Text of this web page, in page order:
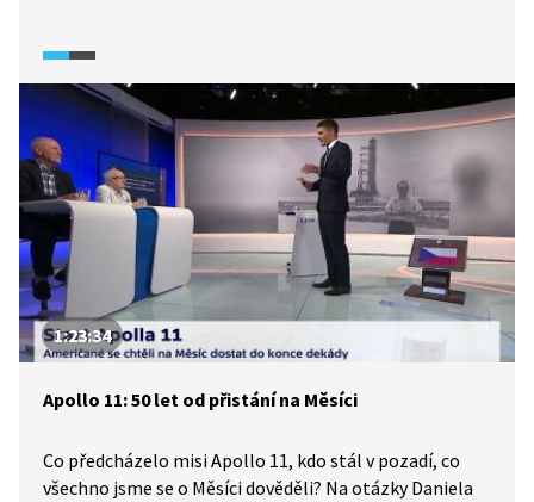
1:23:34
Apollo 11: 50 let od přistání na Měsíci
Co předcházelo misi Apollo 11, kdo stál v pozadí, co
všechno jsme se o Měsíci dověděli? Na otázky Daniela